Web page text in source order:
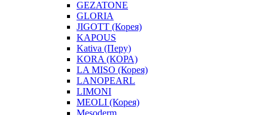
GEZATONE
GLORIA
JIGOTT (Корея)
KAPOUS
Kativa (Перу)
KORA (КОРА)
LA MISO (Корея)
LANOPEARL
LIMONI
MEOLI (Корея)